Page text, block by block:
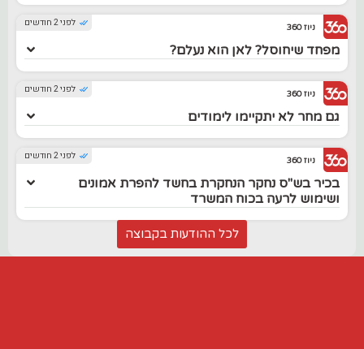
לפני 2 חודשים ניוז 360
מפחד שיחוסל? לאן הוא נעלם?
לפני 2 חודשים ניוז 360
גם מחר לא יתקיימו לימודים
לפני 2 חודשים ניוז 360
בכיר בש"ס נחקר הנחקרת בחשד להפרת אמונים
ושימוש לרעה בכוח המשרד
לכל ההודעות בקבוצה